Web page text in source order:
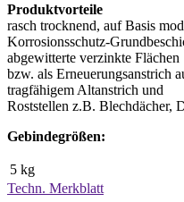
Produktvorteile
rasch trocknend, auf Basis
Korrosionsschutz-
abgewitterte verzinkte Flächen
bzw. als Erneuerungsanstrich
tragfähigem Altanstrich und
Roststellen z.B. Blechdächer,
Gebindegrößen:
5 kg
Techn. Merkblatt